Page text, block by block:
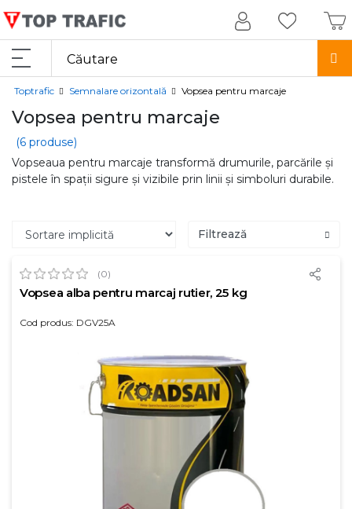
Toptrafic Semnalare orizontală Vopsea pentru marcaje
Vopsea pentru marcaje
(6 produse)
Vopseaua pentru marcaje transformă drumurile, parcările și
pistele în spații sigure și vizibile prin linii și simboluri durabile.
Filtrează
(0)
Vopsea alba pentru marcaj rutier, 25 kg
Cod produs: DGV25A